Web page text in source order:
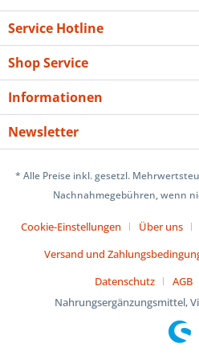
Service Hotline
Shop Service
Informationen
Newsletter
* Alle Preise inkl. gesetzl.
Nachnahmegebühren, wenn
Cookie-Einstellungen Über uns
Versand und
Datenschutz
AGB
Nahrungsergänzungsmittel,